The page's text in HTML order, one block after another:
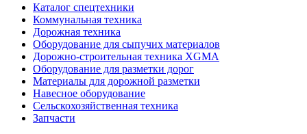
Каталог спецтехники
Коммунальная техника
Дорожная техника
Оборудование для сыпучих материалов
Дорожно-строительная техника XGMA
Оборудование для разметки дорог
Материалы для дорожной разметки
Навесное оборудование
Сельскохозяйственная техника
Запчасти